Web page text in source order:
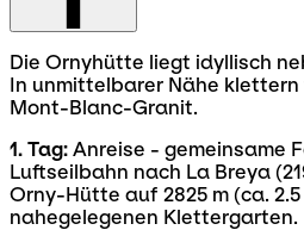
Die Ornyhütte liegt idyllisch
In unmittelbarer Nähe klettern
Mont-Blanc-Granit.
1. Tag: Anreise - gemeinsame
Luftseilbahn nach La Breya
Orny-Hütte auf 2825 m (ca.
nahegelegenen Klettergarten.